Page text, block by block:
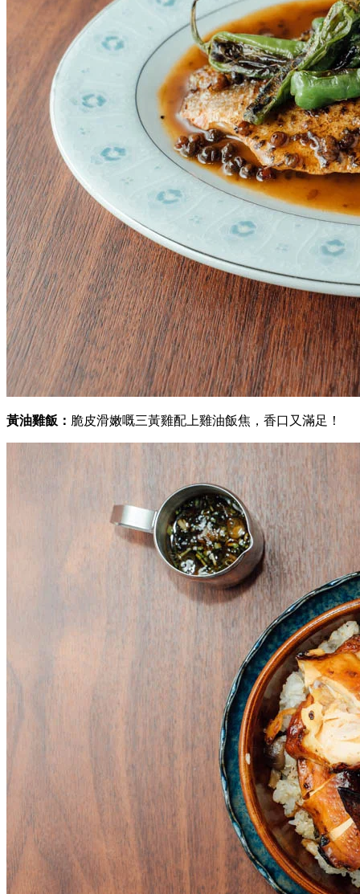
黃油雞飯： 脆皮滑嫩嘅三黃雞配上雞油飯焦，香口又滿足！